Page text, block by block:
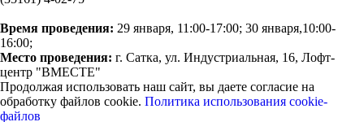
Время проведения: 29 января, 11:00-17:00; 30 января,10:00-
16:00;
Место проведения: г. Сатка, ул. Индустриальная, 16, Лофт-
центр "ВМЕСТЕ"
Продолжая использовать наш сайт, вы даете согласие на
обработку файлов cookie. Политика использования cookie-
файлов